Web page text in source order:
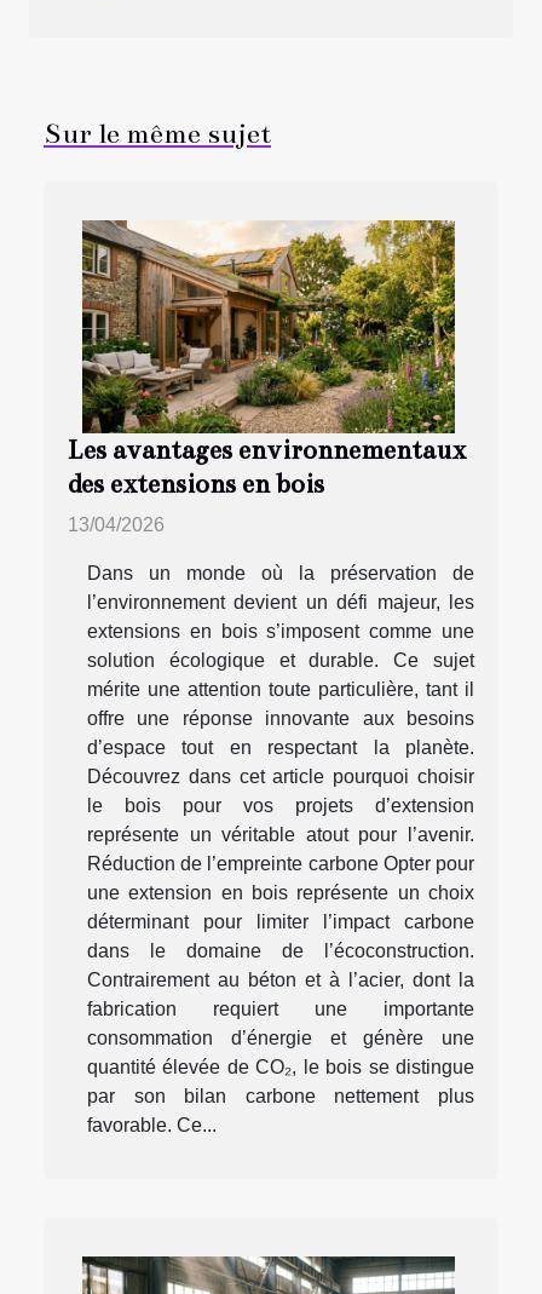
Sur le même sujet
Les avantages environnementaux
des extensions en bois
13/04/2026
Dans un monde où la préservation de
l’environnement devient un défi majeur, les
extensions en bois s’imposent comme une
solution écologique et durable. Ce sujet
mérite une attention toute particulière, tant il
offre une réponse innovante aux besoins
d’espace tout en respectant la planète.
Découvrez dans cet article pourquoi choisir
le bois pour vos projets d’extension
représente un véritable atout pour l’avenir.
Réduction de l’empreinte carbone Opter pour
une extension en bois représente un choix
déterminant pour limiter l’impact carbone
dans le domaine de l’écoconstruction.
Contrairement au béton et à l’acier, dont la
fabrication requiert une importante
consommation d’énergie et génère une
quantité élevée de CO₂, le bois se distingue
par son bilan carbone nettement plus
favorable. Ce...